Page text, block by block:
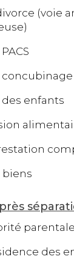
(voie
des enfants
biens
parentale
des